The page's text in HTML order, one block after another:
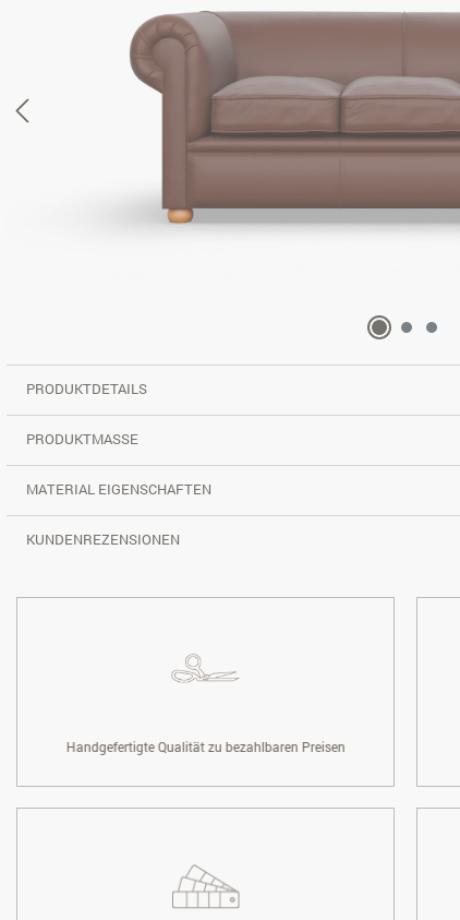
PRODUKTDETAILS
PRODUKTMASSE
MATERIAL EIGENSCHAFTEN
KUNDENREZENSIONEN
Handgefertigte Qualität zu bezahlbaren Preisen